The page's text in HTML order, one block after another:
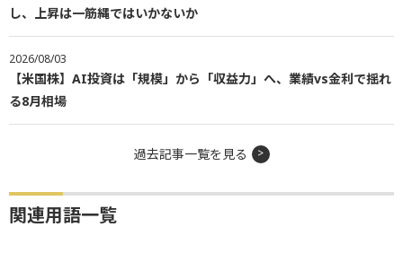
し、上昇は一筋縄ではいかないか
2026/08/03
【米国株】AI投資は「規模」から「収益力」へ、業績vs金利で揺れ
る8月相場
過去記事一覧を見る
関連用語一覧